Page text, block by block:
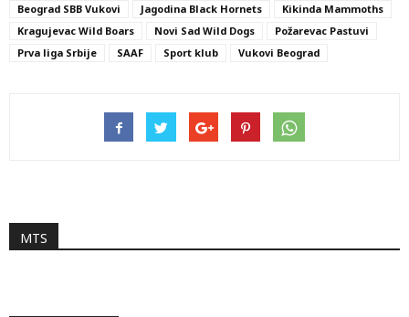
Beograd SBB Vukovi
Jagodina Black Hornets
Kikinda Mammoths
Kragujevac Wild Boars
Novi Sad Wild Dogs
Požarevac Pastuvi
Prva liga Srbije
SAAF Sport klub Vukovi Beograd
MTS